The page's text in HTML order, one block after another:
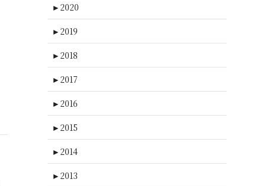
► 2020
► 2019
► 2018
► 2017
► 2016
► 2015
► 2014
► 2013